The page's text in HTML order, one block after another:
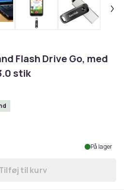
Flash Drive Go, med
stik
På lager
Læg SanDisk 64GB iXpand
til kurv